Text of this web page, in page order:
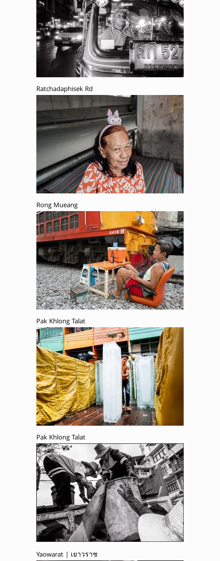
Ratchadaphisek Rd
Rong Mueang
Pak Khlong Talat
Pak Khlong Talat
Yaowarat | เยาวราช